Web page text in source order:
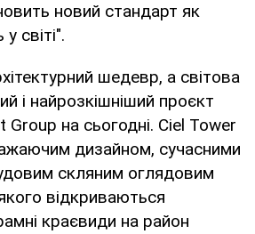
новий стандарт як
світі".
шедевр, а світова
і найрозкішніший проєкт
Group на сьогодні. Ciel Tower
дизайном, сучасними
скляним оглядовим
відкриваються
краєвиди на район